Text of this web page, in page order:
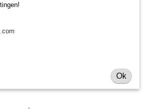
Mes voor de Morgnieux…
Ok